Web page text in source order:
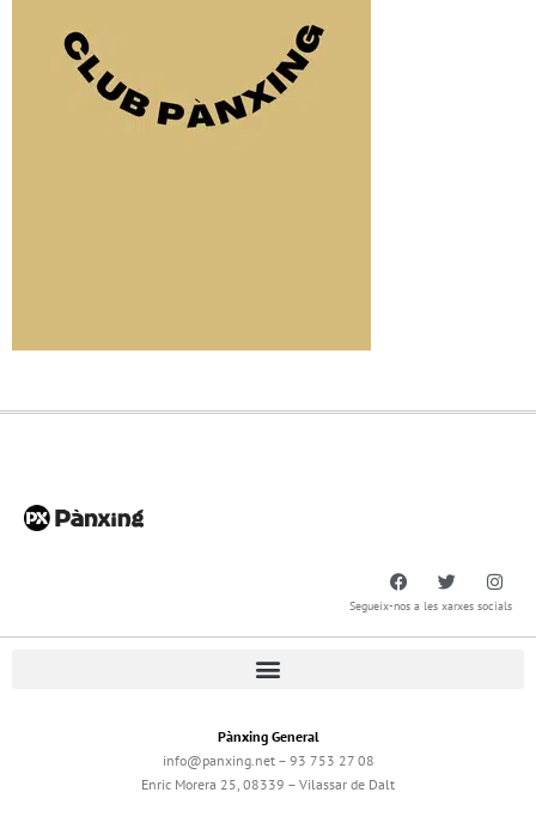
Segueix-nos a les xarxes socials
Pànxing General
info@panxing.net – 93 753 27 08
Enric Morera 25, 08339 – Vilassar de Dalt